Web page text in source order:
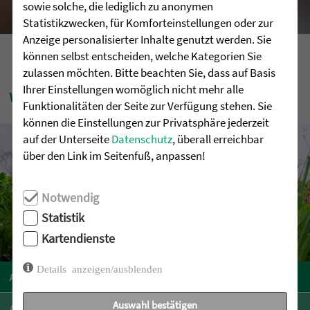
WEITERE ANGEBOTE IN ENGEN
ambulante assistenz
sowie solche, die lediglich zu anonymen
Statistikzwecken, für Komforteinstellungen oder zur
Anzeige personalisierter Inhalte genutzt werden. Sie
können selbst entscheiden, welche Kategorien Sie
zulassen möchten. Bitte beachten Sie, dass auf Basis
Ihrer Einstellungen womöglich nicht mehr alle
Funktionalitäten der Seite zur Verfügung stehen. Sie
können die Einstellungen zur Privatsphäre jederzeit
auf der UnterseiteDatenschutz, überall erreichbar
über den Link im Seitenfuß, anpassen!
Notwendig
Statistik
Kartendienste
Details anzeigen/ausblenden
Auswahl bestätigen